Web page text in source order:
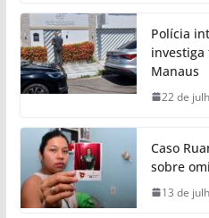
Polícia
investiga
Manaus
22 de
Caso
sobre
13 de